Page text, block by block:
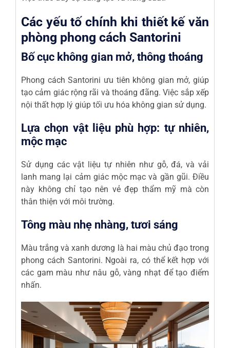
Các yếu tố chính khi thiết kế văn
phòng phong cách Santorini
Bố cục không gian mở, thông thoáng
Phong cách Santorini ưu tiên không gian mở, giúp
tạo cảm giác rộng rãi và thoáng đãng. Việc sắp xếp
nội thất hợp lý giúp tối ưu hóa không gian sử dụng.
Lựa chọn vật liệu phù hợp: tự nhiên,
mộc mạc
Sử dụng các vật liệu tự nhiên như gỗ, đá, và vải
lanh mang lại cảm giác mộc mạc và gần gũi. Điều
này không chỉ tạo nên vẻ đẹp thẩm mỹ mà còn
thân thiện với môi trường.
Tông màu nhẹ nhàng, tươi sáng
Màu trắng và xanh dương là hai màu chủ đạo trong
phong cách Santorini. Ngoài ra, có thể kết hợp với
các gam màu như nâu gỗ, vàng nhạt để tạo điểm
nhấn.